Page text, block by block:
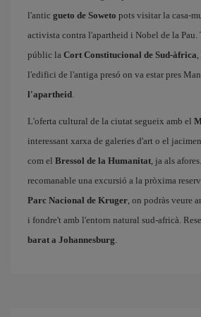
l'antic gueto de Soweto pots visitar la casa-
activista contra l'apartheid i Nobel de la Pau.
públic la Cort Constitucional de Sud-àfrica
l'edifici de l'antiga presó on va estar pres
l'apartheid.
L'oferta cultural de la ciutat segueix amb el
interessant xarxa de galeries d'art o el
com el Bressol de la Humanitat, ja als
recomanable una excursió a la pròxima
Parc Nacional de Kruger, on podràs veure
i fondre't amb l'entorn natural sud-africà.
barat a Johannesburg.